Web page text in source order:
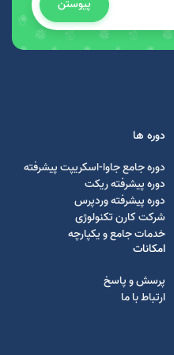
پیوستن
دوره ها
دوره جامع جاوا-اسکریپت پیشرفته
دوره پیشرفته ریکت
دوره پیشرفته وردپرس
شرکت کارن تکنولوژی
خدمات جامع و یکپارچه
امکانات
پرسش و پاسخ
ارتباط با ما